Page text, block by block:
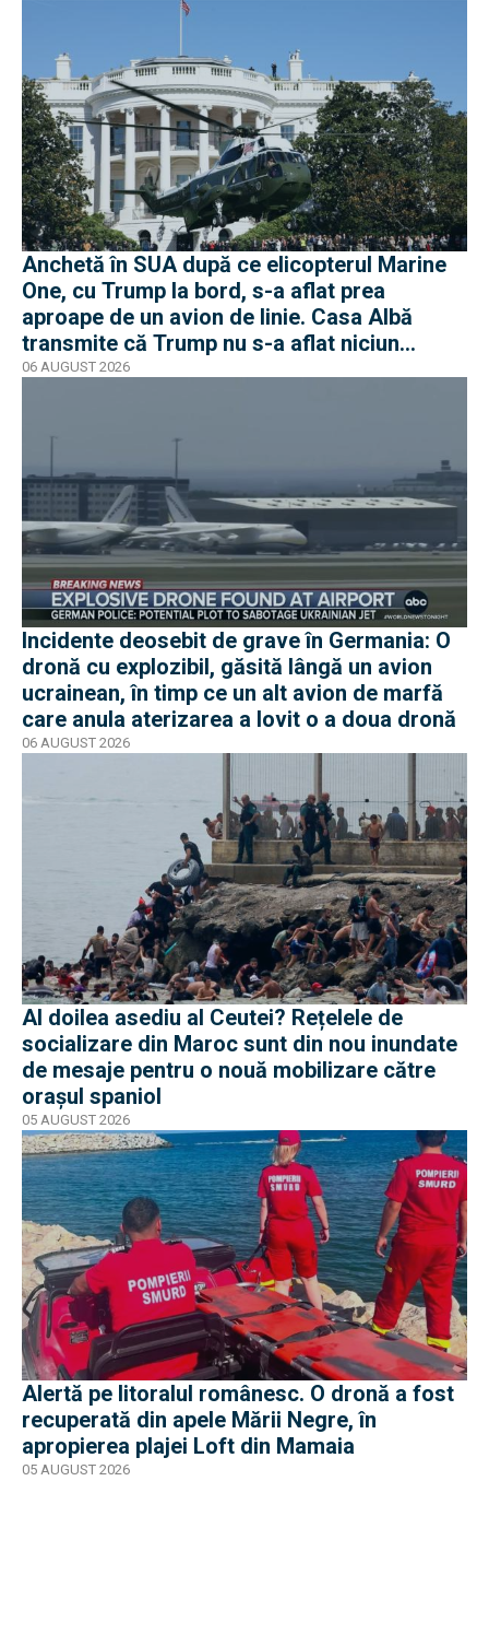
Anchetă în SUA după ce elicopterul Marine
One, cu Trump la bord, s-a aflat prea
aproape de un avion de linie. Casa Albă
transmite că Trump nu s-a aflat niciun
moment în pericol
06 AUGUST 2026
Incidente deosebit de grave în Germania: O
dronă cu explozibil, găsită lângă un avion
ucrainean, în timp ce un alt avion de marfă
care anula aterizarea a lovit o a doua dronă
06 AUGUST 2026
Al doilea asediu al Ceutei? Rețelele de
socializare din Maroc sunt din nou inundate
de mesaje pentru o nouă mobilizare către
orașul spaniol
05 AUGUST 2026
Alertă pe litoralul românesc. O dronă a fost
recuperată din apele Mării Negre, în
apropierea plajei Loft din Mamaia
05 AUGUST 2026